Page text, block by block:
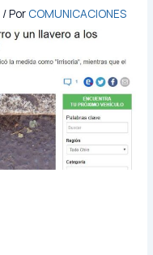
/ Por COMUNICACIONES